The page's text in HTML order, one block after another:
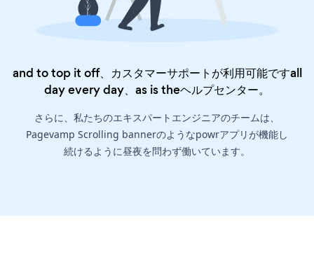
and to top it off、カスタマーサポートが利用可能ですall
day every day、as is theヘルプセンター。
さらに、私たちのエキスパートエンジニアのチームは、
Pagevamp Scrolling bannerのようなpowrアプリが機能し
続けるように昼夜を問わず働いています。